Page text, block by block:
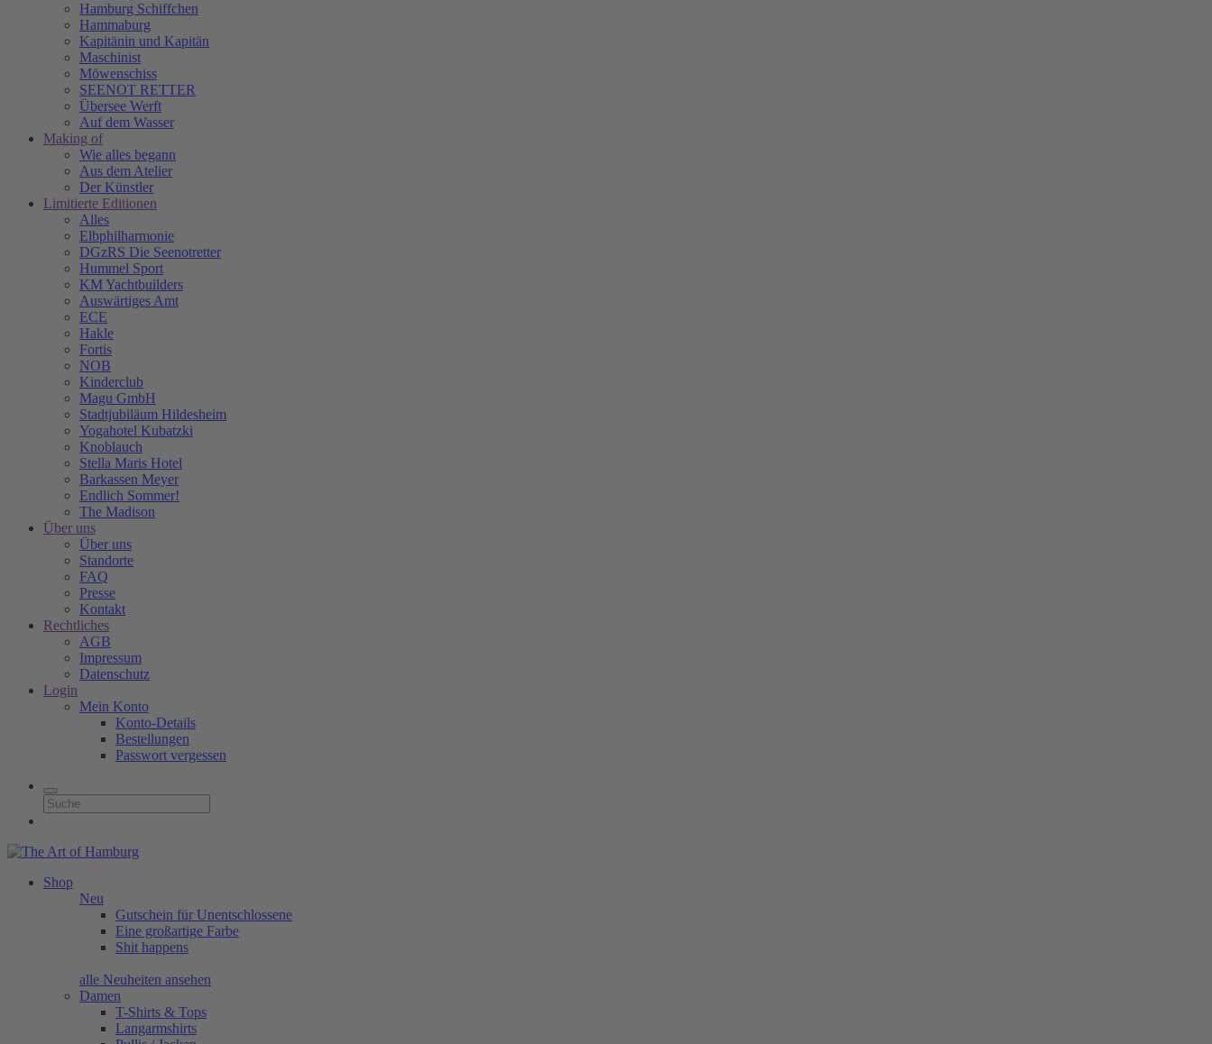
Hamburg Schiffchen
Hammaburg
Kapitänin und Kapitän
Maschinist
Möwenschiss
SEENOT RETTER
Übersee Werft
Auf dem Wasser
Making of
Wie alles begann
Aus dem Atelier
Der Künstler
Limitierte Editionen
Alles
Elbphilharmonie
DGzRS Die Seenotretter
Hummel Sport
KM Yachtbuilders
Auswärtiges Amt
ECE
Hakle
Fortis
NOB
Kinderclub
Magu GmbH
Stadtjubiläum Hildesheim
Yogahotel Kubatzki
Knoblauch
Stella Maris Hotel
Barkassen Meyer
Endlich Sommer!
The Madison
Über uns
Über uns
Standorte
FAQ
Presse
Kontakt
Rechtliches
AGB
Impressum
Datenschutz
Login
Mein Konto
Konto-Details
Bestellungen
Passwort vergessen
Shop
Neu
Gutschein für Unentschlossene
Eine großartige Farbe
Shit happens
alle Neuheiten ansehen
Damen
T-Shirts & Tops
Langarmshirts